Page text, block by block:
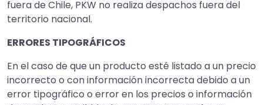
fuera de Chile, PKW no realiza despachos fuera del
territorio nacional.
ERRORES TIPOGRÁFICOS
En el caso de que un producto esté listado a un precio
incorrecto o con información incorrecta debido a un
error tipográfico o error en los precios o información